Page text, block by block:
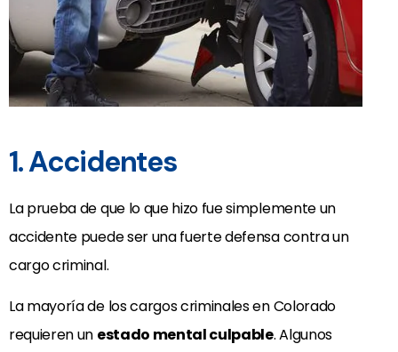
1. Accidentes
La prueba de que lo que hizo fue simplemente un
accidente puede ser una fuerte defensa contra un
cargo criminal.
La mayoría de los cargos criminales en Colorado
requieren un estado mental culpable. Algunos